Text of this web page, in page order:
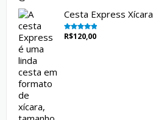
Cesta Express Xícara
Avaliação
de 5
R$120,00